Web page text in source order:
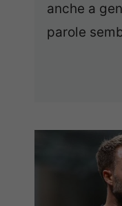
anche a
parole